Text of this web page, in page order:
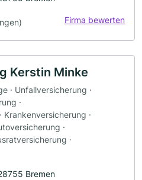
Firma bewerten
Kerstin Minke
· Unfallversicherung ·
·
·
·
·
Bremen